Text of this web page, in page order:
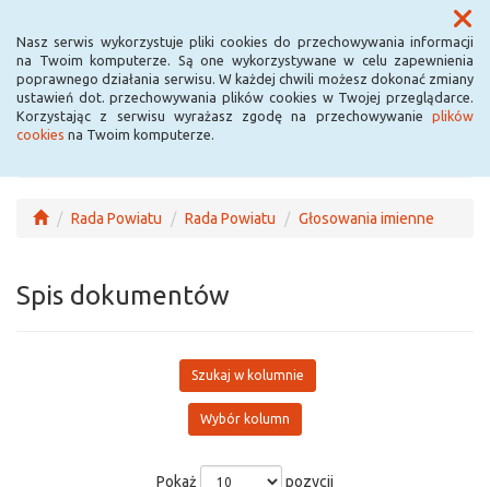
Nasz serwis wykorzystuje pliki cookies do przechowywania informacji
na Twoim komputerze. Są one wykorzystywane w celu zapewnienia
poprawnego działania serwisu. W każdej chwili możesz dokonać zmiany
ustawień dot. przechowywania plików cookies w Twojej przeglądarce.
Korzystając z serwisu wyrażasz zgodę na przechowywanie plików
cookies na Twoim komputerze.
Menu
Rada Powiatu Rada Powiatu Głosowania imienne
Spis dokumentów
Szukaj w kolumnie
Wybór kolumn
Pokaż pozycji